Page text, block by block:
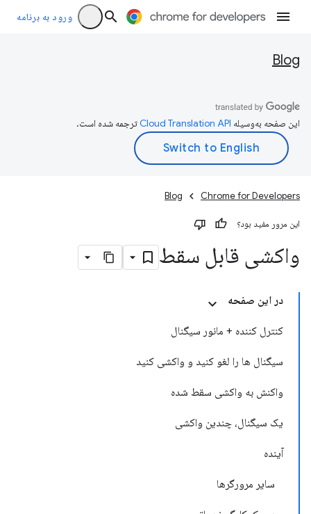
ورود به برنامه
Blog
این صفحه به‌وسیله ترجمه شده است.
Chrome for Developers
Blog
این مرور مفید بود؟
واکشی قابل سقط
در این صفحه
کنترل کننده + مانور سیگنال
سیگنال ها را لغو کنید و واکشی کنید
واکنش به واکشی سقط شده
یک سیگنال، چندین واکشی
آینده
سایر مرورگرها